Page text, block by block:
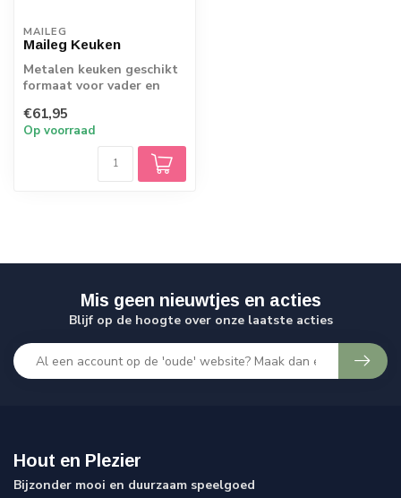
MAILEG
Maileg Keuken
Metalen keuken geschikt
formaat voor vader en
€61,95
Op voorraad
Mis geen nieuwtjes en acties
Blijf op de hoogte over onze laatste acties
Hout en Plezier
Bijzonder mooi en duurzaam speelgoed